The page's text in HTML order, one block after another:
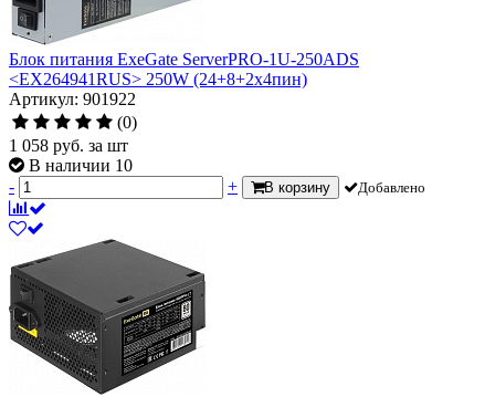
Блок питания ExeGate ServerPRO-1U-250ADS
<EX264941RUS> 250W (24+8+2x4пин)
Артикул: 901922
(0)
1 058 руб. за шт
В наличии 10
-
+ В корзину Добавлено